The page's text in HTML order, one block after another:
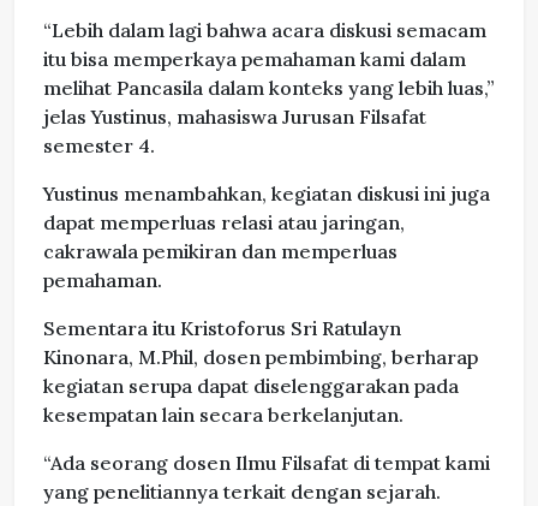
“Lebih dalam lagi bahwa acara diskusi semacam
itu bisa memperkaya pemahaman kami dalam
melihat Pancasila dalam konteks yang lebih luas,”
jelas Yustinus, mahasiswa Jurusan Filsafat
semester 4.
Yustinus menambahkan, kegiatan diskusi ini juga
dapat memperluas relasi atau jaringan,
cakrawala pemikiran dan memperluas
pemahaman.
Sementara itu Kristoforus Sri Ratulayn
Kinonara, M.Phil, dosen pembimbing, berharap
kegiatan serupa dapat diselenggarakan pada
kesempatan lain secara berkelanjutan.
“Ada seorang dosen Ilmu Filsafat di tempat kami
yang penelitiannya terkait dengan sejarah.